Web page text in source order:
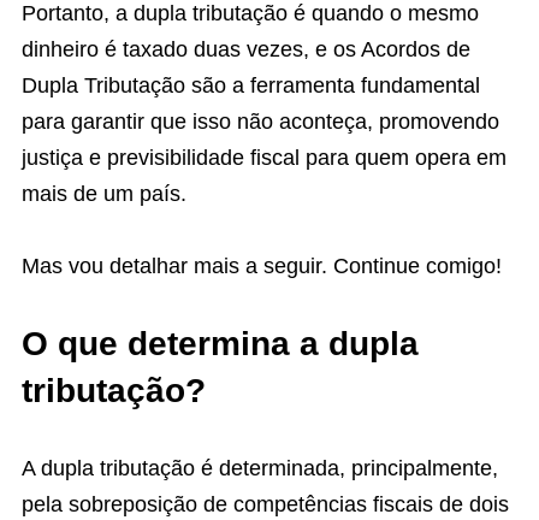
Portanto, a dupla tributação é quando o mesmo
dinheiro é taxado duas vezes, e os Acordos de
Dupla Tributação são a ferramenta fundamental
para garantir que isso não aconteça, promovendo
justiça e previsibilidade fiscal para quem opera em
mais de um país.
Mas vou detalhar mais a seguir. Continue comigo!
O que determina a dupla
tributação?
A dupla tributação é determinada, principalmente,
pela sobreposição de competências fiscais de dois